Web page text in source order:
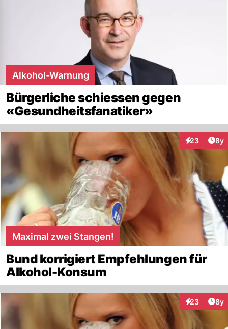
Alkohol-Warnung
Bürgerliche schiessen gegen
«Gesundheitsfanatiker»
23
Interaktionen
8y
Maximal zwei Stangen!
Bund korrigiert Empfehlungen für
Alkohol-Konsum
23
Interaktionen
8y